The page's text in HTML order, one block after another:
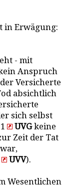
in Erwägung:
- mit
Anspruch
Versicherte
absichtlich
sich selbst
UVGkeine
Zeit der Tat
UVV).
Wesentlichen